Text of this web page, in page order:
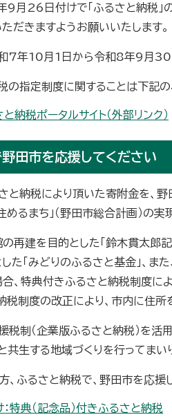
9月26日付けで「ふるさと納税」
だきますようお願いいたします。
和7年10月1日から令和8年9月30
の指定制度に関することは下記の
納税ポータルサイト（外部リンク）
田市を応援してください
と納税により頂いた寄附金を、
めるまち」（野田市総合計画）の
再建を目的とした「鈴木貫太郎
た「みどりのふるさと基金」、ま
合、特典付きふるさと納税制度に
税制度の改正により、市内に住
税制（企業版ふるさと納税）を活
共生する地域づくりを行ってまい
、ふるさと納税で、野田市を応援
特典（記念品）付きふるさと納税